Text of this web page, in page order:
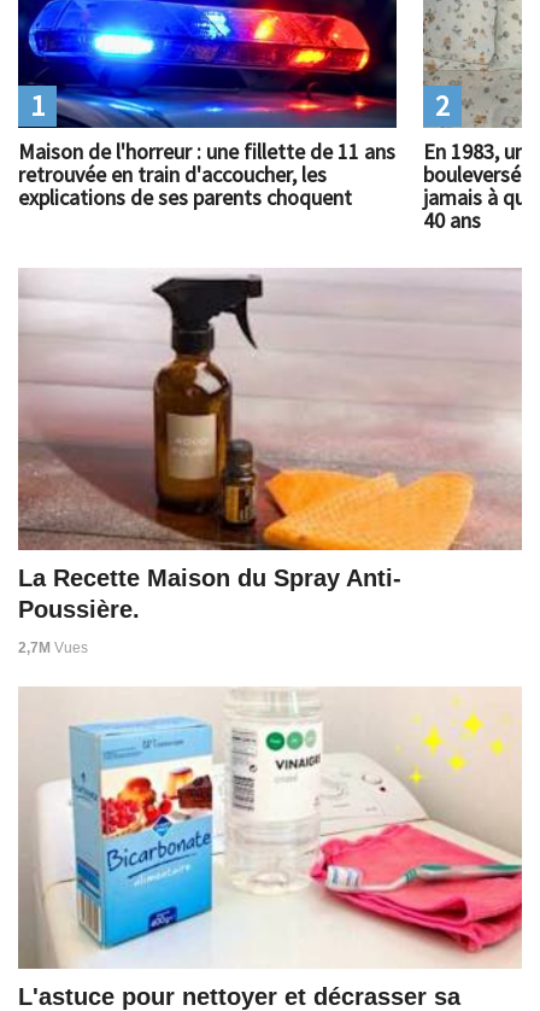
Maison de l'horreur : une fillette de 11 ans
retrouvée en train d'accoucher, les
explications de ses parents choquent
1
En 1983, un
bouleversé
jamais à
40 ans
2
La Recette Maison du Spray Anti-
Poussière.
2,7M Vues
L'astuce pour nettoyer et décrasser sa